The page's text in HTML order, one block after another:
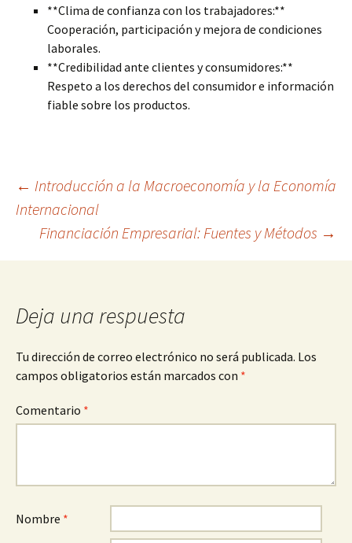
**Clima de confianza con los trabajadores:**
Cooperación, participación y mejora de condiciones
laborales.
**Credibilidad ante clientes y consumidores:**
Respeto a los derechos del consumidor e información
fiable sobre los productos.
Navegación
de
← Introducción a la Macroeconomía y la Economía
Internacional
Financiación Empresarial: Fuentes y Métodos →
Deja una respuesta
Tu dirección de correo electrónico no será publicada. Los
campos obligatorios están marcados con *
Comentario *
Nombre *